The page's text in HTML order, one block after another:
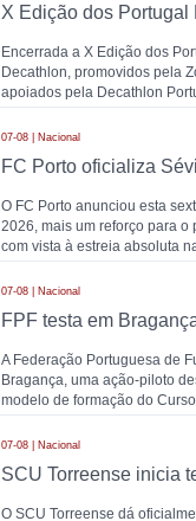
Encerrada a X Edição dos
Decathlon, promovidos pela
apoiados pela Decathlon
07-08 | Nacional
FC Porto oficializa
O FC Porto anunciou esta
2026, mais um reforço para o
com vista à estreia absoluta
07-08 | Nacional
A Federação Portuguesa de
Bragança, uma ação-piloto
modelo de formação do
07-08 | Nacional
O SCU Torreense dá